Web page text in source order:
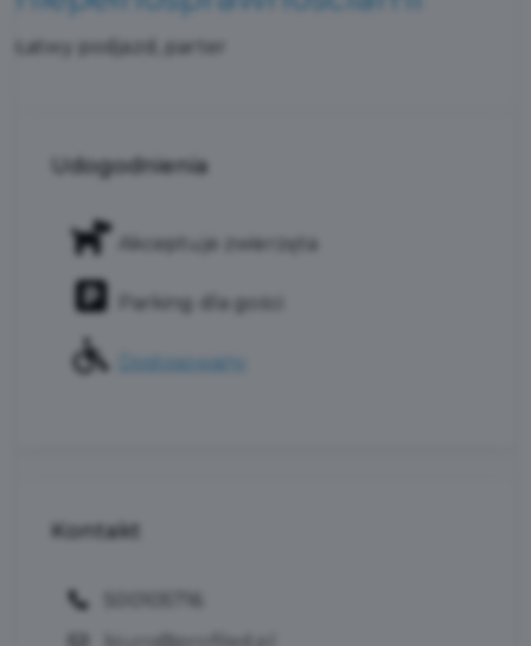
Łatwy podjazd, parter
Udogodnienia
Akceptuje zwierzęta
Parking dla gości
Dostosowany
Kontakt